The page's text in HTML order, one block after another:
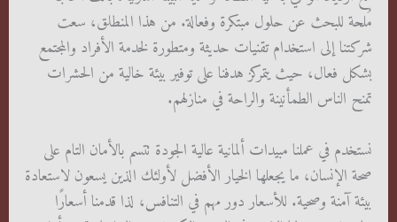
مُلحة للبحث عن حلول مبتكرة وفعالة. من هذا المنطلق، سعت
شركتنا إلى استخدام تقنيات حديثة ومتطورة لخدمة الأفراد والمجتمع
بشكل فعال، حيث يتمركز هدفنا على توفير بيئة خالية من الحشرات
تمنح الناس الطمأنينة والراحة في منازلهم.
نستخدم في عملنا مبيدات ألمانية عالية الجودة تتسم بالأمان التام على
صحة الإنسان، ما يجعلها الخيار الأفضل لأولئك الذين يسعون لاستعادة
بيئة آمنة وصحية. للأسعار دور مهم في التنافس، لذا قدمنا أسعارًا